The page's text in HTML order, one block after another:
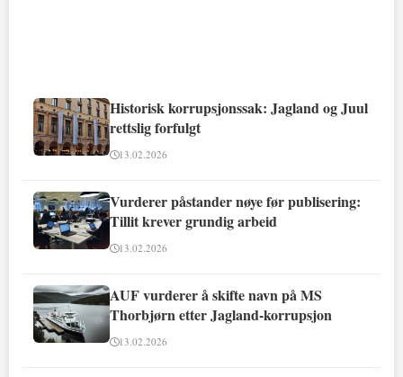
Historisk korrupsjonssak: Jagland og Juul
rettslig forfulgt
13.02.2026
Vurderer påstander nøye før publisering:
Tillit krever grundig arbeid
13.02.2026
AUF vurderer å skifte navn på MS
Thorbjørn etter Jagland-korrupsjon
13.02.2026